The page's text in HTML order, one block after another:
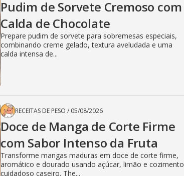
Pudim de Sorvete Cremoso com
Calda de Chocolate
Prepare pudim de sorvete para sobremesas especiais,
combinando creme gelado, textura aveludada e uma
calda intensa de...
RECEITAS DE PESO / 05/08/2026
Doce de Manga de Corte Firme
com Sabor Intenso da Fruta
Transforme mangas maduras em doce de corte firme,
aromático e dourado usando açúcar, limão e cozimento
cuidadoso caseiro. The...